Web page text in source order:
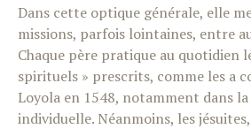
Dans cette optique générale, elle
missions, parfois lointaines, entre
Chaque père pratique au quotidien
spirituels » prescrits, comme les a
Loyola en 1548, notamment dans
individuelle. Néanmoins, les